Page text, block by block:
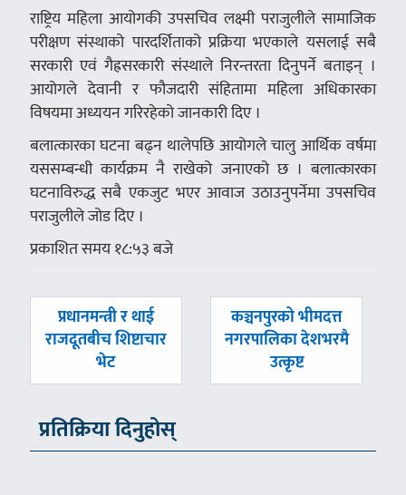
राष्ट्रिय महिला आयोगकी उपसचिव लक्ष्मी पराजुलीले सामाजिक
परीक्षण संस्थाको पारदर्शिताको प्रक्रिया भएकाले यसलाई सबै
सरकारी एवं गैह्रसरकारी संस्थाले निरन्तरता दिनुपर्ने बताइन् ।
आयोगले देवानी र फौजदारी संहितामा महिला अधिकारका
विषयमा अध्ययन गरिरहेको जानकारी दिए ।
बलात्कारका घटना बढ्न थालेपछि आयोगले चालु आर्थिक वर्षमा
यससम्बन्धी कार्यक्रम नै राखेको जनाएको छ । बलात्कारका
घटनाविरुद्ध सबै एकजुट भएर आवाज उठाउनुपर्नेमा उपसचिव
पराजुलीले जोड दिए ।
प्रकाशित समय १८:५३ बजे
पछिल्लाे
-
प्रधानमन्त्री र थाई
राजदूतबीच शिष्टाचार
भेट
अघिल्लाे
-
कञ्चनपुरको भीमदत्त
नगरपालिका देशभरमै
उत्कृष्ट
प्रतिक्रिया दिनुहोस्